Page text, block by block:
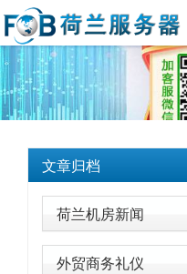
文章归档
荷兰机房新闻
外贸商务礼仪